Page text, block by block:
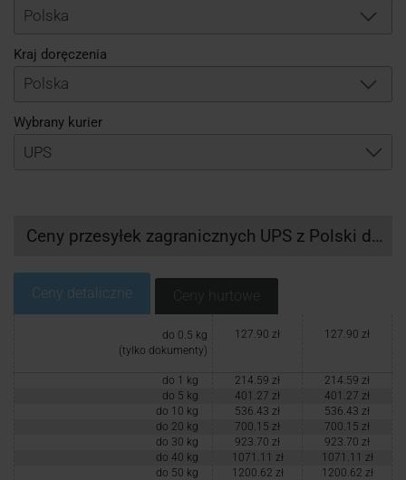
Polska
Kraj doręczenia
Polska
Wybrany kurier
Ceny przesyłek zagranicznych UPS z Polski do Meksyku
Ceny detaliczne
do 0.5 kg
(tylko dokumenty)
127.90 zł 127.90 zł
do 1 kg
do 5 kg
do 10 kg
do 20 kg
do 30 kg
do 40 kg
do 50 kg
214.59 zł
401.27 zł
536.43 zł
700.15 zł
923.70 zł
1071.11 zł
1200.62 zł
214.59 zł
401.27 zł
536.43 zł
700.15 zł
923.70 zł
1071.11 zł
1200.62 zł